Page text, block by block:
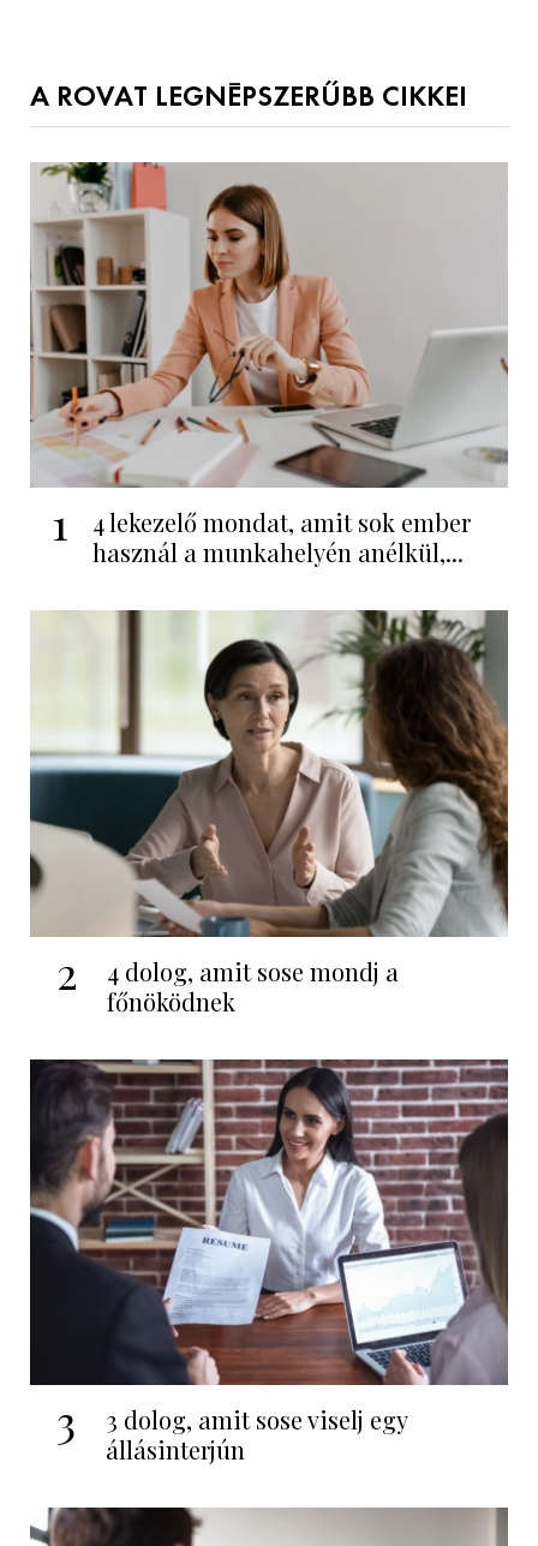
A ROVAT LEGNÉPSZERŰBB CIKKEI
1
4 lekezelő mondat, amit sok ember
használ a munkahelyén anélkül,...
2
4 dolog, amit sose mondj a
főnöködnek
3
3 dolog, amit sose viselj egy
állásinterjún